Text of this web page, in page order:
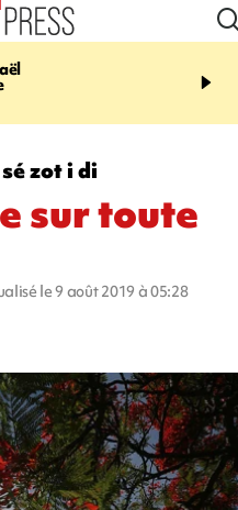
17:12
s'envolent pour
zot i di
sur toute
le 9 août 2019 à 05:28